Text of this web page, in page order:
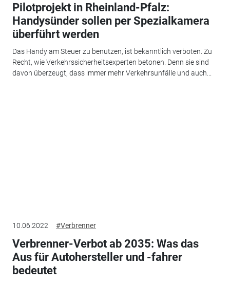
Pilotprojekt in Rheinland-Pfalz:
Handysünder sollen per Spezialkamera
überführt werden
Das Handy am Steuer zu benutzen, ist bekanntlich verboten. Zu
Recht, wie Verkehrssicherheitsexperten betonen. Denn sie sind
davon überzeugt, dass immer mehr Verkehrsunfälle und auch...
10.06.2022 #Verbrenner
Verbrenner-Verbot ab 2035: Was das
Aus für Autohersteller und -fahrer
bedeutet